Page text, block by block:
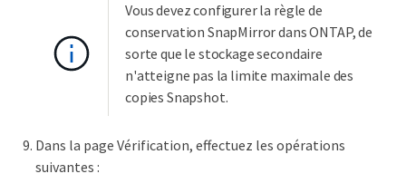
Vous devez configurer la règle de
conservation SnapMirror dans ONTAP, de
sorte que le stockage secondaire
n'atteigne pas la limite maximale des
copies Snapshot.
Dans la page Vérification, effectuez les opérations
suivantes :